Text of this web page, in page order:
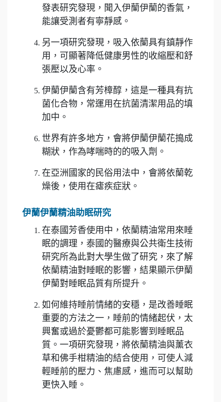
發表研究發現，聞入伊蘭伊蘭的香氣，
能讓受測者有寧靜感。
另一項研究發現，吸入依蘭具有鎮靜作
用，可顯著降低健康男性的收縮壓和舒
張壓以及心率。
伊蘭伊蘭含有芳樟醇，這是一種具有抗
菌化合物，常運用在抗菌清潔用品的填
加中。
世界有許多地方，會將伊蘭伊蘭花搗成
糊狀，作為哮喘時的的吸入劑。
在亞洲國家的民俗用法中，會將依蘭乾
燥後，使用在瘧疾症狀。
伊蘭伊蘭精油助眠研究
在泰國芳香使用中，依蘭精油常用來睡
眠的調理，泰國的醫療與公共衛生技術
研究所為此對大學生做了研究，來了解
依蘭精油對睡眠的影響，結果顯示伊蘭
伊蘭對睡眠品質有所提升。
如何維持睡前情緒的安穩，是改善睡眠
重要的方法之一，睡前的情緒起伏，太
興奮或過於憂鬱都可能影響到睡眠品
質。一項研究發現，將依蘭精油與薰衣
草和佛手柑精油的結合使用，可使人減
輕睡前的壓力、焦慮感，進而可以幫助
更快入睡。